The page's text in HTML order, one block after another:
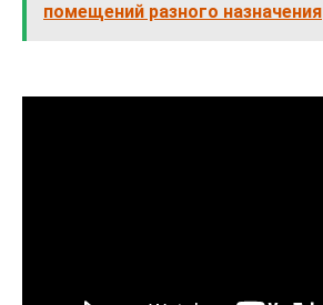
помещений разного назначения